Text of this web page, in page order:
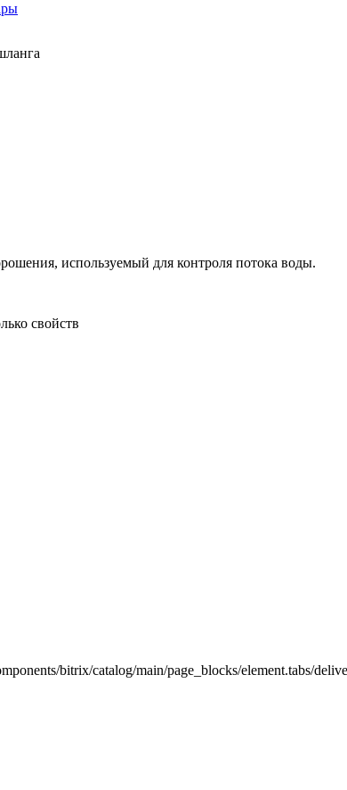
используемый для контроля потока воды.
свойств
bitrix/catalog/main/page_blocks/element.tabs/